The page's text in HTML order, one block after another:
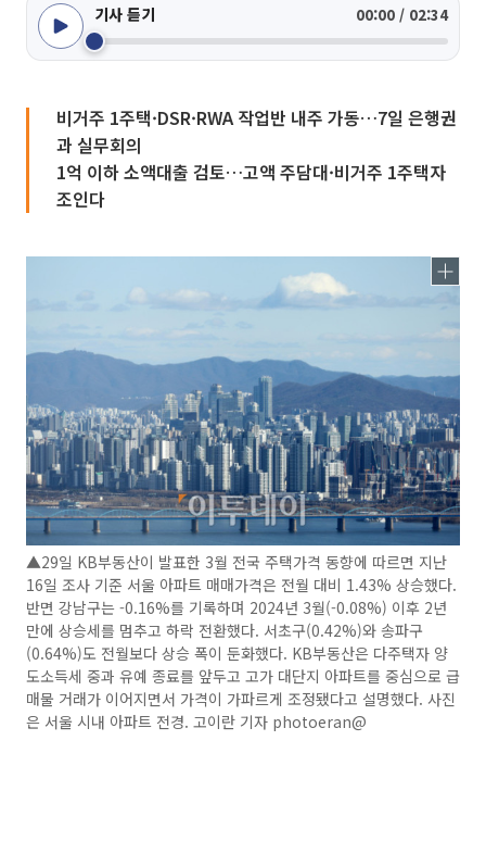
기사 듣기 00:00 / 02:34
비거주 1주택·DSR·RWA 작업반 내주 가동…7일 은행권
과 실무회의
1억 이하 소액대출 검토…고액 주담대·비거주 1주택자
조인다
▲29일 KB부동산이 발표한 3월 전국 주택가격 동향에 따르면 지난
16일 조사 기준 서울 아파트 매매가격은 전월 대비 1.43% 상승했다.
반면 강남구는 -0.16%를 기록하며 2024년 3월(-0.08%) 이후 2년
만에 상승세를 멈추고 하락 전환했다. 서초구(0.42%)와 송파구
(0.64%)도 전월보다 상승 폭이 둔화했다. KB부동산은 다주택자 양
도소득세 중과 유예 종료를 앞두고 고가 대단지 아파트를 중심으로 급
매물 거래가 이어지면서 가격이 가파르게 조정됐다고 설명했다. 사진
은 서울 시내 아파트 전경. 고이란 기자 photoeran@